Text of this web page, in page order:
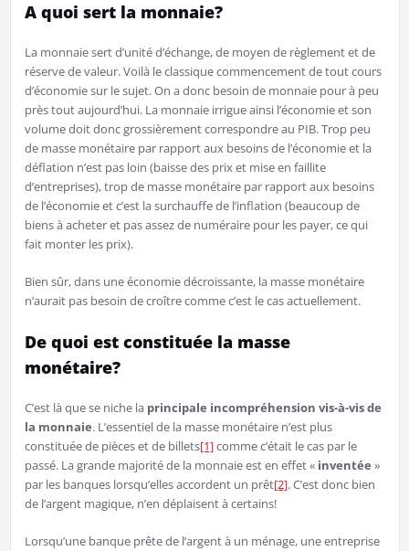
A quoi sert la monnaie?
La monnaie sert d’unité d’échange, de moyen de règlement et de
réserve de valeur. Voilà le classique commencement de tout cours
d’économie sur le sujet. On a donc besoin de monnaie pour à peu
près tout aujourd’hui. La monnaie irrigue ainsi l’économie et son
volume doit donc grossièrement correspondre au PIB. Trop peu
de masse monétaire par rapport aux besoins de l’économie et la
déflation n’est pas loin (baisse des prix et mise en faillite
d’entreprises), trop de masse monétaire par rapport aux besoins
de l’économie et c’est la surchauffe de l’inflation (beaucoup de
biens à acheter et pas assez de numéraire pour les payer, ce qui
fait monter les prix).
Bien sûr, dans une économie décroissante, la masse monétaire
n’aurait pas besoin de croître comme c’est le cas actuellement.
De quoi est constituée la masse
monétaire?
C’est là que se niche la principale incompréhension vis-à-vis de
la monnaie. L’essentiel de la masse monétaire n’est plus
constituée de pièces et de billets[1]comme c’était le cas par le
passé. La grande majorité de la monnaie est en effet « inventée »
par les banques lorsqu’elles accordent un prêt[2]. C’est donc bien
de l’argent magique, n’en déplaisent à certains!
Lorsqu’une banque prête de l’argent à un ménage, une entreprise